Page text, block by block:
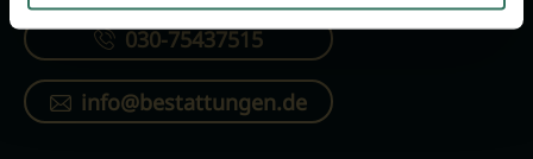
030-75437515
info@bestattungen.de